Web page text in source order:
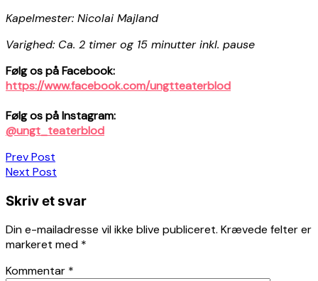
Kapelmester: Nicolai Majland
Varighed: Ca. 2 timer og 15 minutter inkl. pause
Følg os på Facebook:
https://www.facebook.com/ungtteaterblod
Følg os på Instagram:
@ungt_teaterblod
Indlægsnavigation
Prev Post
Next Post
Skriv et svar
Din e-mailadresse vil ikke blive publiceret. Krævede felter er
markeret med *
Kommentar *